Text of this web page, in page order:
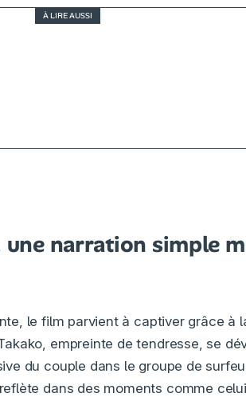
À LIRE AUSSI
une narration simple
le film parvient à captiver grâce à
empreinte de tendresse, se
du couple dans le groupe de
dans des moments comme